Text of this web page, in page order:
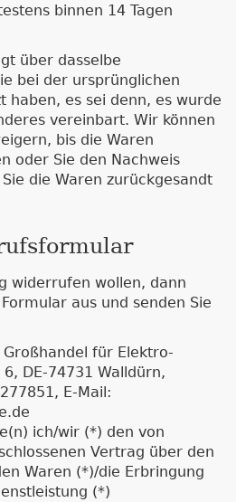
binnen 14 Tagen
über dasselbe
bei der ursprünglichen
haben, es sei denn, es wurde
vereinbart. Wir können
bis die Waren
oder Sie den Nachweis
die Waren zurückgesandt
widerrufen wollen, dann
aus und senden Sie
Großhandel für Elektro-
DE-74731 Walldürn,
E-Mail:
ich/wir (*) den von
Vertrag über den
Waren (*)/die Erbringung
(*)